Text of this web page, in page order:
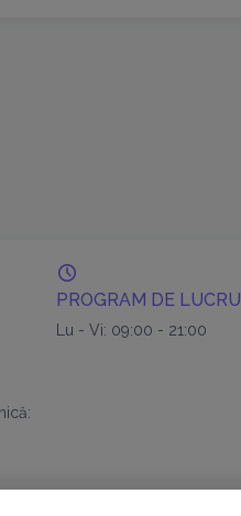
PROGRAM DE LUCRU
Lu - Vi: 09:00 - 21:00